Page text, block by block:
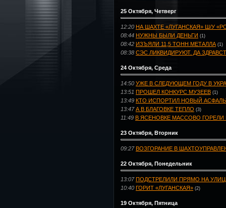
25 Октября, Четверг
12:20 НА ШАХТЕ «ЛУГАНСКАЯ» Ш/У
08:44 НУЖНЫ БЫЛИ ДЕНЬГИ (1)
08:42 ИЗЪЯЛИ 11,5 ТОНН МЕТАЛЛА (1)
08:38 СЭС ЛИКВИДИРУЮТ. ДА
24 Октября, Среда
14:50 УЖЕ В СЛЕДУЮЩЕМ ГОДУ В
13:51 ПРОШЕЛ КОНКУРС МУЗЕЕВ (1)
13:49 КТО ИСПОРТИЛ НОВЫЙ
13:47 А В БЛАГОВКЕ ТЕПЛО (3)
11:49 В ЯСЕНОВКЕ МАССОВО ГОРЕЛИ
23 Октября, Вторник
09:27 ВОЗГОРАНИЕ В
22 Октября, Понедельник
13:07 ПОДСТРЕЛИЛИ ПРЯМО НА
10:40 ГОРИТ «ЛУГАНСКАЯ» (2)
19 Октября, Пятница